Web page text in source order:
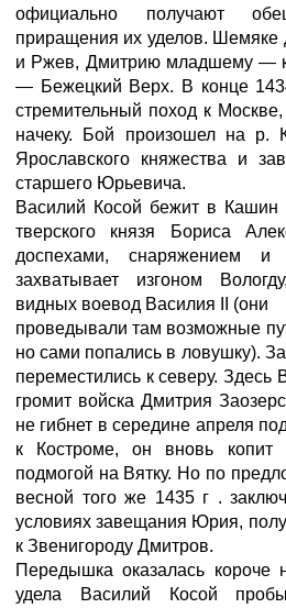
официально получают
приращения их уделов. Шемяке
и Ржев, Дмитрию младшему —
— Бежецкий Верх. В конце
стремительный поход к
начеку. Бой произошел на р.
Ярославского княжества и
старшего Юрьевича.
Василий Косой бежит в
тверского князя Бориса
доспехами, снаряжением и
захватывает изгоном
видных воевод Василия II (они
проведывали там возможные
но сами попались в ловушку).
переместились к северу. Здесь
громит войска Дмитрия
не гибнет в середине апреля
к Костроме, он вновь
подмогой на Вятку. Но по
весной того же 1435 г .
условиях завещания Юрия,
к Звенигороду Дмитров.
Передышка оказалась короче
удела Василий Косой